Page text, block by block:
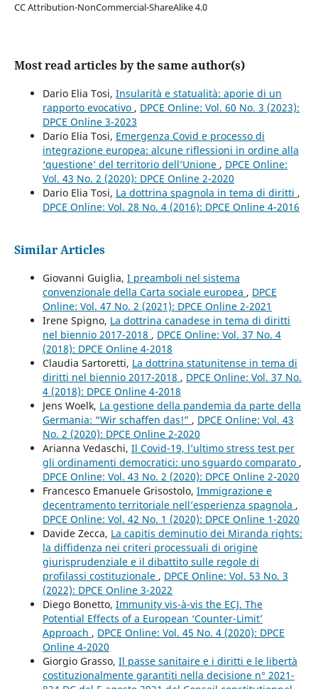
CC Attribution-NonCommercial-ShareAlike 4.0
Most read articles by the same author(s)
Dario Elia Tosi, Insularità e statualità: aporie di un
rapporto evocativo , DPCE Online: Vol. 60 No. 3 (2023):
DPCE Online 3-2023
Dario Elia Tosi, Emergenza Covid e processo di
integrazione europea: alcune riflessioni in ordine alla
‘questione’ del territorio dell’Unione , DPCE Online:
Vol. 43 No. 2 (2020): DPCE Online 2-2020
Dario Elia Tosi, La dottrina spagnola in tema di diritti ,
DPCE Online: Vol. 28 No. 4 (2016): DPCE Online 4-2016
Similar Articles
Giovanni Guiglia, I preamboli nel sistema
convenzionale della Carta sociale europea , DPCE
Online: Vol. 47 No. 2 (2021): DPCE Online 2-2021
Irene Spigno, La dottrina canadese in tema di diritti
nel biennio 2017-2018 , DPCE Online: Vol. 37 No. 4
(2018): DPCE Online 4-2018
Claudia Sartoretti, La dottrina statunitense in tema di
diritti nel biennio 2017-2018 , DPCE Online: Vol. 37 No.
4 (2018): DPCE Online 4-2018
Jens Woelk, La gestione della pandemia da parte della
Germania: “Wir schaffen das!” , DPCE Online: Vol. 43
No. 2 (2020): DPCE Online 2-2020
Arianna Vedaschi, Il Covid-19, l’ultimo stress test per
gli ordinamenti democratici: uno sguardo comparato ,
DPCE Online: Vol. 43 No. 2 (2020): DPCE Online 2-2020
Francesco Emanuele Grisostolo, Immigrazione e
decentramento territoriale nell’esperienza spagnola ,
DPCE Online: Vol. 42 No. 1 (2020): DPCE Online 1-2020
Davide Zecca, La capitis deminutio dei Miranda rights:
la diffidenza nei criteri processuali di origine
giurisprudenziale e il dibattito sulle regole di
profilassi costituzionale , DPCE Online: Vol. 53 No. 3
(2022): DPCE Online 3-2022
Diego Bonetto, Immunity vis-à-vis the ECJ. The
Potential Effects of a European ‘Counter-Limit’
Approach , DPCE Online: Vol. 45 No. 4 (2020): DPCE
Online 4-2020
Giorgio Grasso, Il passe sanitaire e i diritti e le libertà
costituzionalmente garantiti nella decisione n° 2021-